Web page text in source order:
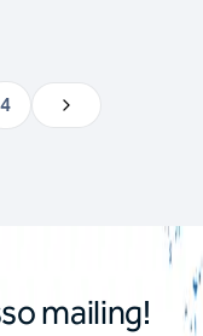
4
mailing!